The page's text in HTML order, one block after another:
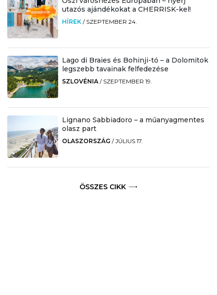
utazós ajándékokat a CHERRISK-kel!
HÍREK / SZEPTEMBER 24.
Lago di Braies és Bohinji-tó – a Dolomitok
legszebb tavainak felfedezése
SZLOVÉNIA / SZEPTEMBER 19.
Lignano Sabbiadoro – a műanyagmentes
olasz part
OLASZORSZÁG /JÚLIUS 17.
ÖSSZES CIKK